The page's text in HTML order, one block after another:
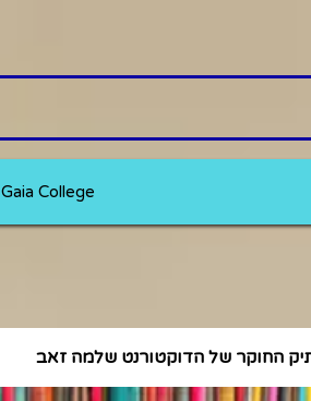
Gaia College
החוקר של הדוקטורנט שלמה זאב